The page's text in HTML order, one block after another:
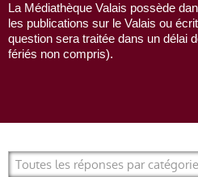
La Médiathèque Valais possède
les publications sur le Valais ou
question sera traitée dans un délai
fériés non compris).